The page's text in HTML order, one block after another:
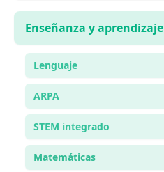
Enseñanza y aprendizaje
Lenguaje
ARPA
STEM integrado
Matemáticas